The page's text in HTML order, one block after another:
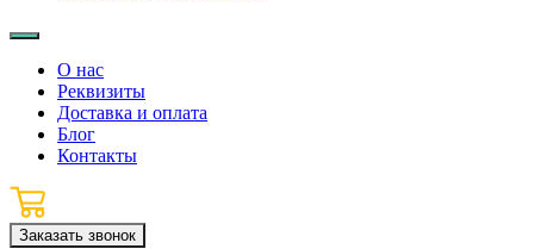
О нас
Реквизиты
Доставка и оплата
Блог
Контакты
Заказать звонок